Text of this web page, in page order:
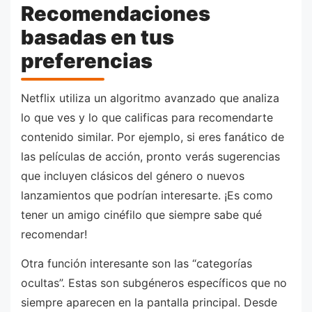
Recomendaciones
basadas en tus
preferencias
Netflix utiliza un algoritmo avanzado que analiza
lo que ves y lo que calificas para recomendarte
contenido similar. Por ejemplo, si eres fanático de
las películas de acción, pronto verás sugerencias
que incluyen clásicos del género o nuevos
lanzamientos que podrían interesarte. ¡Es como
tener un amigo cinéfilo que siempre sabe qué
recomendar!
Otra función interesante son las “categorías
ocultas”. Estas son subgéneros específicos que no
siempre aparecen en la pantalla principal. Desde